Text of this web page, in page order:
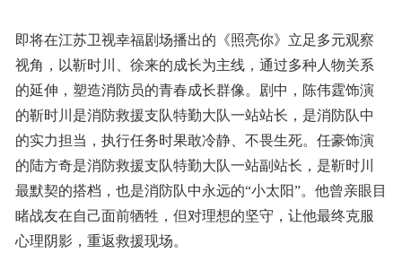
即将在江苏卫视幸福剧场播出的《照亮你》立足多元观察
视角，以靳时川、徐来的成长为主线，通过多种人物关系
的延伸，塑造消防员的青春成长群像。剧中，陈伟霆饰演
的靳时川是消防救援支队特勤大队一站站长，是消防队中
的实力担当，执行任务时果敢冷静、不畏生死。任豪饰演
的陆方奇是消防救援支队特勤大队一站副站长，是靳时川
最默契的搭档，也是消防队中永远的“小太阳”。他曾亲眼目
睹战友在自己面前牺牲，但对理想的坚守，让他最终克服
心理阴影，重返救援现场。